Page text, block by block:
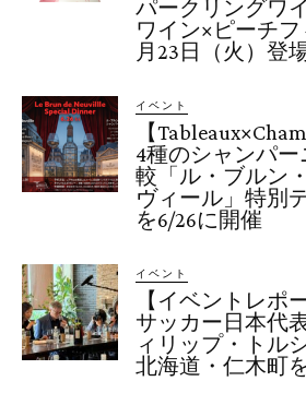
パークリングワ
ワイン×ピーチフ
月23日（火）登
イベント
【
4種のシャンパー
較「ル・ブルン
ヴィール」特別
を6/26に開催
イベント
【イベントレポ
サッカー日本代
ィリップ・トル
北海道・仁木町